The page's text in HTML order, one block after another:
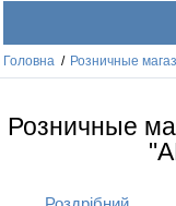
Головна / Розничные
Розничные